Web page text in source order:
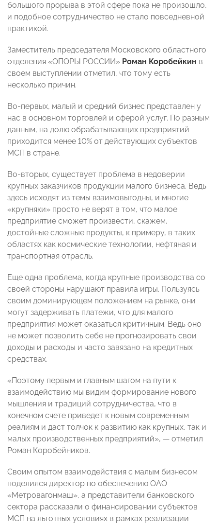
большого прорыва в этой сфере пока не произошло,
и подобное сотрудничество не стало повседневной
практикой.
Заместитель председателя Московского областного
отделения «ОПОРЫ РОССИИ» Роман Коробейкин в
своем выступлении отметил, что тому есть
несколько причин.
Во-первых, малый и средний бизнес представлен у
нас в основном торговлей и сферой услуг. По разным
данным, на долю обрабатывающих предприятий
приходится менее 10% от действующих субъектов
МСП в стране.
Во-вторых, существует проблема в недоверии
крупных заказчиков продукции малого бизнеса. Ведь
здесь исходят из темы взаимовыгодны, и многие
«крупняки» просто не верят в том, что малое
предприятие сможет произвести, скажем,
достойные сложные продукты, к примеру, в таких
областях как космические технологии, нефтяная и
транспортная отрасль.
Еще одна проблема, когда крупные производства со
своей стороны нарушают правила игры. Пользуясь
своим доминирующем положением на рынке, они
могут задерживать платежи, что для малого
предприятия может оказаться критичным. Ведь оно
не может позволить себе не прогнозировать свои
доходы и расходы и часто завязано на кредитных
средствах.
«Поэтому первым и главным шагом на пути к
взаимодействию мы видим формирование нового
мышления и традиций сотрудничества, что в
конечном счете приведет к новым современным
реалиям и даст толчок к развитию как крупных, так и
малых производственных предприятий», — отметил
Роман Коробейников.
Своим опытом взаимодействия с малым бизнесом
поделился директор по обеспечению ОАО
«Метровагонмаш», а представители банковского
сектора рассказали о финансировании субъектов
МСП на льготных условиях в рамках реализации